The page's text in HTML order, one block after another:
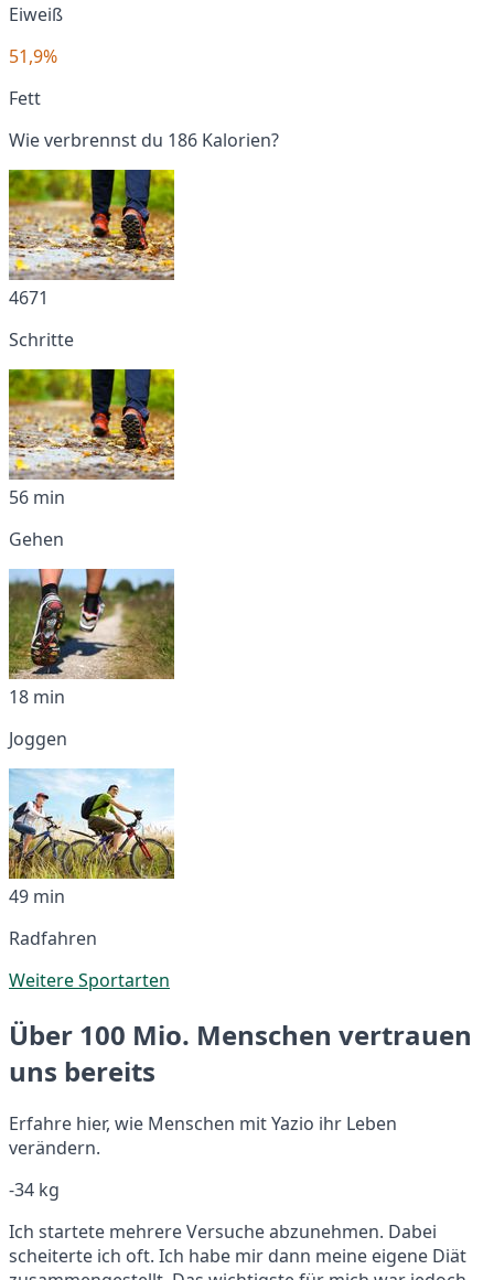
Eiweiß
51,9%
Fett
Wie verbrennst du 186 Kalorien?
4671
Schritte
56 min
Gehen
18 min
Joggen
49 min
Radfahren
Weitere Sportarten
Über 100 Mio. Menschen vertrauen
uns bereits
Erfahre hier, wie Menschen mit Yazio ihr Leben
verändern.
-34 kg
Ich startete mehrere Versuche abzunehmen. Dabei
scheiterte ich oft. Ich habe mir dann meine eigene Diät